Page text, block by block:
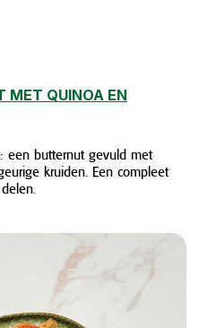
MET QUINOA EN
een butternut gevuld met
kruiden. Een compleet